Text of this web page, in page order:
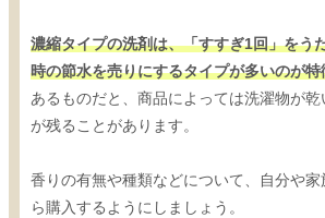
濃縮タイプの洗剤は、「すすぎ1回」をう
時の節水を売りにするタイプが多いのが特
あるものだと、商品によっては洗濯物が乾
が残ることがあります。
香りの有無や種類などについて、自分や
ら購入するようにしましょう。